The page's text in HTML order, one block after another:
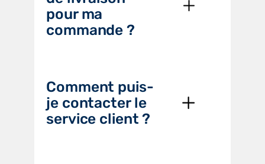
pour ma
commande ?
Comment puis-
je contacter le
service client ?